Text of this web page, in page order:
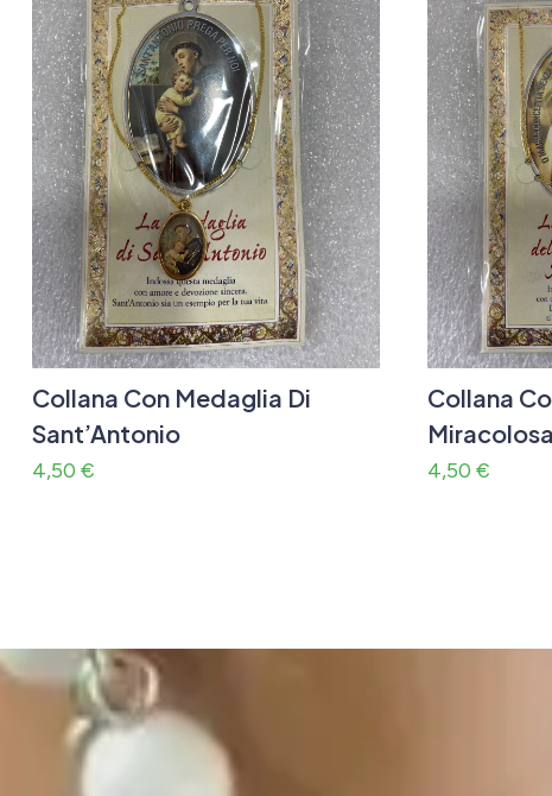
Collana Con Medaglia Di
Sant’Antonio
4,50 €
Collana
Miracolosa
4,50 €